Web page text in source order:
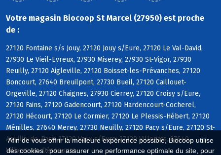
Afin de vous offrir la meilleure expérience possible, Biocoop utilise
des cookies : pour assurer une performance optimale du site, pour
Votre magasin Biocoop St Marcel (27950) est proche
de :
27120 Fontaine s/s Jouy, 27120 Jouy s/Eure, 27120 Le Val-David,
27930 Le Vieil-Evreux, 27930 Miserey, 27930 St-Vigor, 27930
Reuilly, 27120 Aigleville, 27120 Boisset-les-Prévanches, 27120
Boncourt, 27640 Breuilpont, 27730 Bueil, 27120 Caillouet-
Orgeville, 27120 Chaignes, 27930 Cierrey, 27120 Croisy s/Eure,
27120 Fains, 27120 Gadencourt, 27120 Hardencourt-Cocherel,
27120 Hécourt, 27120 Le Cormier, 27120 Le Plessis-Hébert, 27120
Ménilles, 27640 Merey, 27730 Neuilly, 27120 Pacy s/Eure, 27120 St-
Aquilin-de-Pacy, 27120 Vaux s/Eure, 27120 Villegats, 27640
Villiers-en-Désoeuvre